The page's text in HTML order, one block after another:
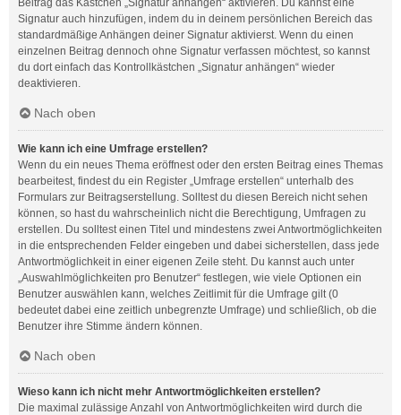
Beitrag das Kästchen „Signatur anhängen“ aktivieren. Du kannst eine
Signatur auch hinzufügen, indem du in deinem persönlichen Bereich das
standardmäßige Anhängen deiner Signatur aktivierst. Wenn du einen
einzelnen Beitrag dennoch ohne Signatur verfassen möchtest, so kannst
du dort einfach das Kontrollkästchen „Signatur anhängen“ wieder
deaktivieren.
Nach oben
Wie kann ich eine Umfrage erstellen?
Wenn du ein neues Thema eröffnest oder den ersten Beitrag eines Themas
bearbeitest, findest du ein Register „Umfrage erstellen“ unterhalb des
Formulars zur Beitragserstellung. Solltest du diesen Bereich nicht sehen
können, so hast du wahrscheinlich nicht die Berechtigung, Umfragen zu
erstellen. Du solltest einen Titel und mindestens zwei Antwortmöglichkeiten
in die entsprechenden Felder eingeben und dabei sicherstellen, dass jede
Antwortmöglichkeit in einer eigenen Zeile steht. Du kannst auch unter
„Auswahlmöglichkeiten pro Benutzer“ festlegen, wie viele Optionen ein
Benutzer auswählen kann, welches Zeitlimit für die Umfrage gilt (0
bedeutet dabei eine zeitlich unbegrenzte Umfrage) und schließlich, ob die
Benutzer ihre Stimme ändern können.
Nach oben
Wieso kann ich nicht mehr Antwortmöglichkeiten erstellen?
Die maximal zulässige Anzahl von Antwortmöglichkeiten wird durch die